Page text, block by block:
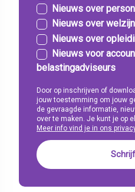
Nieuws over
Nieuws over
Nieuws over
Nieuws voor
belastingadviseurs
Door op inschrijven of
jouw toestemming om jouw
de gevraagde informatie,
over te maken. Je kunt je op
Meer info vind je in ons